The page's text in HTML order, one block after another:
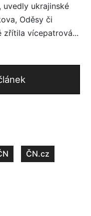
uvedly ukrajinské
Oděsy či
zřítila vícepatrová...
ČN.cz